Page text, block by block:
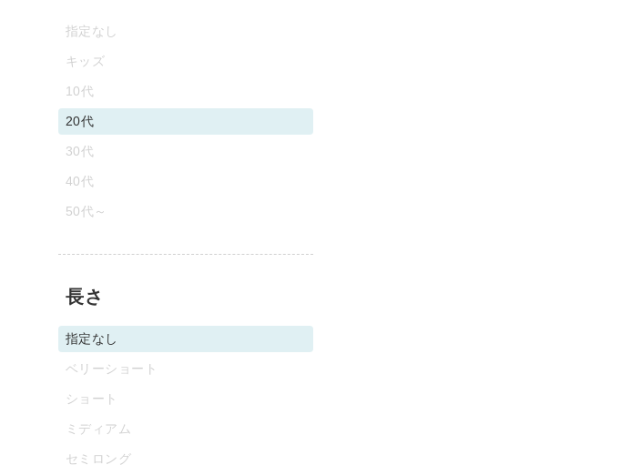
指定なし
キッズ
10代
20代
30代
40代
50代～
長さ
指定なし
ベリーショート
ショート
ミディアム
セミロング